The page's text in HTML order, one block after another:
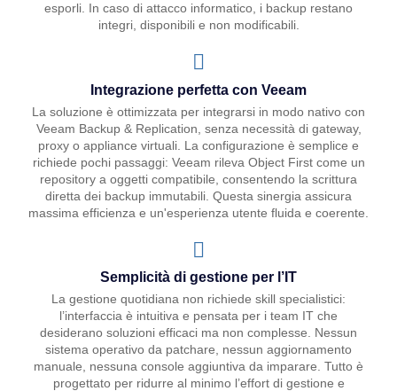
esporli. In caso di attacco informatico, i backup restano
integri, disponibili e non modificabili.
Integrazione perfetta con Veeam
La soluzione è ottimizzata per integrarsi in modo nativo con
Veeam Backup & Replication, senza necessità di gateway,
proxy o appliance virtuali. La configurazione è semplice e
richiede pochi passaggi: Veeam rileva Object First come un
repository a oggetti compatibile, consentendo la scrittura
diretta dei backup immutabili. Questa sinergia assicura
massima efficienza e un'esperienza utente fluida e coerente.
Semplicità di gestione per l’IT
La gestione quotidiana non richiede skill specialistici:
l’interfaccia è intuitiva e pensata per i team IT che
desiderano soluzioni efficaci ma non complesse. Nessun
sistema operativo da patchare, nessun aggiornamento
manuale, nessuna console aggiuntiva da imparare. Tutto è
progettato per ridurre al minimo l’effort di gestione e